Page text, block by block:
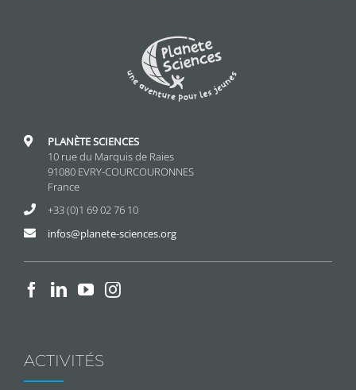
PLANÈTE SCIENCES
10 rue du Marquis de Raies
91080 EVRY-COURCOURONNES
France
+33 (0)1 69 02 76 10
infos@planete-sciences.org
ACTIVITÉS